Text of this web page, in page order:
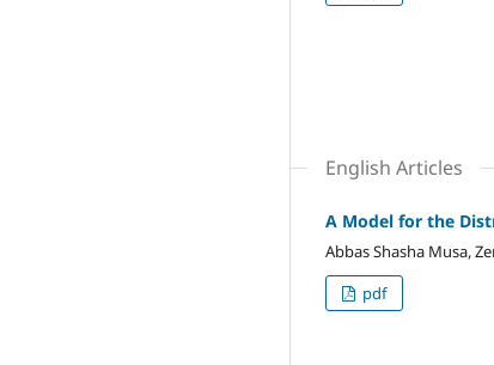
English Articles
A Model for the
Abbas Shasha Musa,
pdf